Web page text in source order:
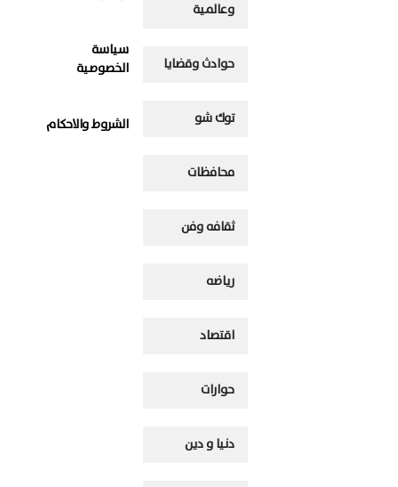
وعالمية
حوادث وقضايا
توك شو
محافظات
ثقافه وفن
رياضه
اقتصاد
حوارات
دنيا و دين
سياسة
الخصوصية
الشروط والاحكام